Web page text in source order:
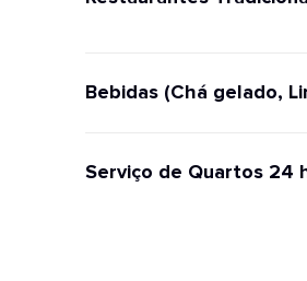
Bebidas (Chá gelado,
Serviço de Quartos 24